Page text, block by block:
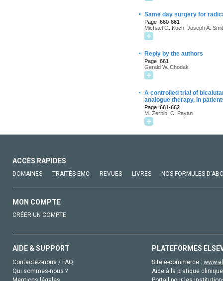
· Same day surgery for
Page :660-661
Michael O. Koch, Joseph A.
· Reply by the authors
Page :661
Gerald W. Chodak
· A controlled trial of
analogue therapy, in
Page :661-662
M. Zerbib, C. Payan
ACCÈS RAPIDES
DOMAINES TRAITÉS EMC REVUES LIVRES NOS FORMULES
MON COMPTE
CRÉER UN COMPTE
AIDE & SUPPORT
Contactez-nous / FAQ
Qui sommes-nous ?
PLATEFORMES
Site e-commerce :
Aide à la pratique